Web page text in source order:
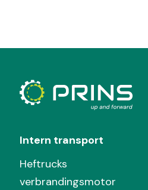
Intern transport
Heftrucks
verbrandingsmotor